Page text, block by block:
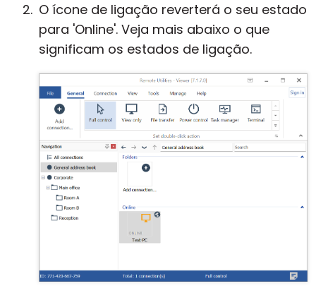
O ícone de ligação reverterá o seu estado
para 'Online'. Veja mais abaixo o que
significam os estados de ligação.